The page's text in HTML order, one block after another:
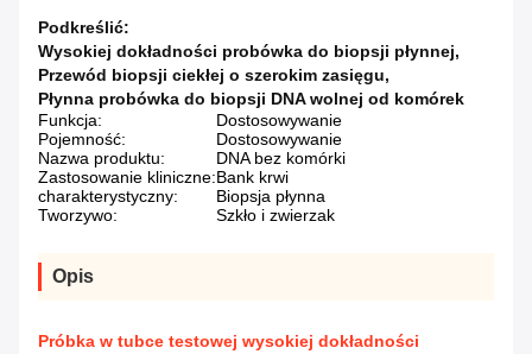
Podkreślić:
Wysokiej dokładności probówka do biopsji płynnej,
Przewód biopsji ciekłej o szerokim zasięgu,
Płynna probówka do biopsji DNA wolnej od komórek
Funkcja:
Dostosowywanie
Pojemność:
Dostosowywanie
Nazwa produktu:
DNA bez komórki
Zastosowanie kliniczne:Bank krwi
charakterystyczny:
Biopsja płynna
Tworzywo:
Szkło i zwierzak
Opis
Próbka w tubce testowej wysokiej dokładności